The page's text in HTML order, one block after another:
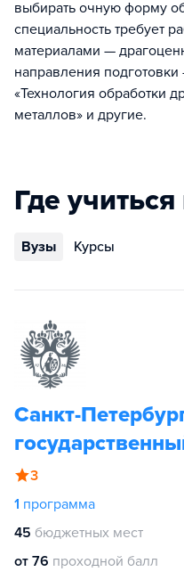
выбирать очную форму
специальность требует
материалами —
направления подготовки
«Технология обработки
металлов» и другие.
Где
Вузы Курсы
Санкт-
3
1 программа
45 бюджетных мест
от 76 проходной балл